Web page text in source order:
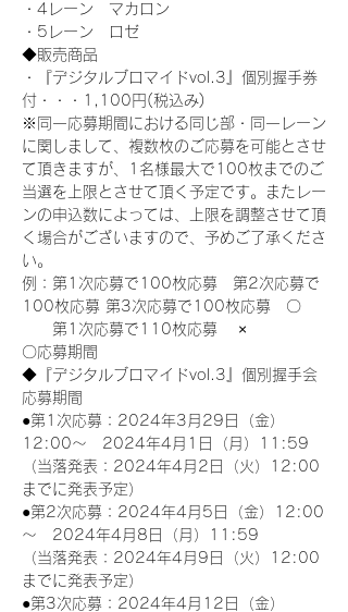
・4レーン　マカロン
・5レーン　ロゼ
◆販売商品
・『デジタルブロマイドvol.3』個別握手券
付・・・1,100円(税込み)
※同一応募期間における同じ部・同一レーン
に関しまして、複数枚のご応募を可能とさせ
て頂きますが、1名様最大で100枚までのご
当選を上限とさせて頂く予定です。またレー
ンの申込数によっては、上限を調整させて頂
く場合がございますので、予めご了承くださ
い。
例：第1次応募で100枚応募　第2次応募で
100枚応募 第3次応募で100枚応募　〇
第1次応募で110枚応募　 ×
〇応募期間
◆『デジタルブロマイドvol.3』個別握手会
応募期間
●第1次応募：2024年3月29日（金）
12:00～　2024年4月1日（月）11:59
（当落発表：2024年4月2日（火）12:00
までに発表予定）
●第2次応募：2024年4月5日（金）12:00
～　2024年4月8日（月）11:59
（当落発表：2024年4月9日（火）12:00
までに発表予定）
●第3次応募：2024年4月12日（金）